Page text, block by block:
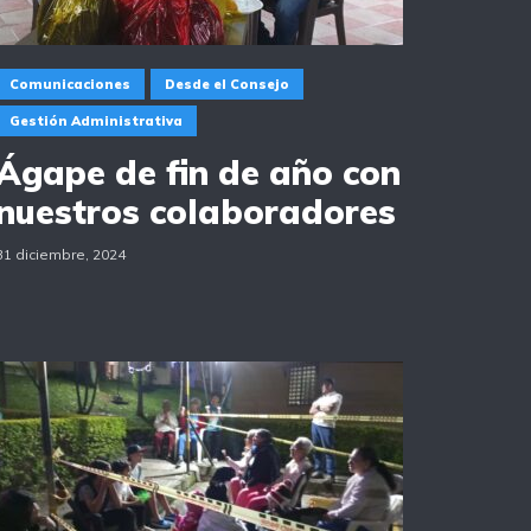
Comunicaciones Desde el Consejo
Gestión Administrativa
de fin de año con
colaboradores
diciembre, 2024